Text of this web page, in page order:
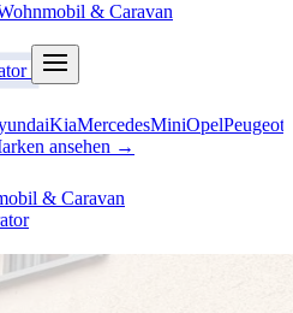
& Caravan
KiaMercedesMiniOpelPeugeot
ansehen →
& Caravan